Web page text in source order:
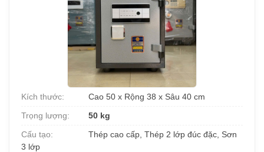
Kích thước:
Cao 50 x Rộng 38 x Sâu 40 cm
Trọng lượng:
50 kg
Cấu tạo:
Thép cao cấp, Thép 2 lớp đúc đặc, Sơn
3 lớp